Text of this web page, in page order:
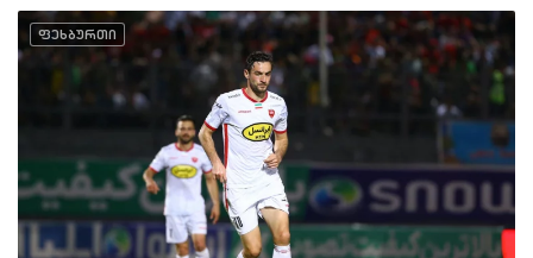
ფეხბურთი